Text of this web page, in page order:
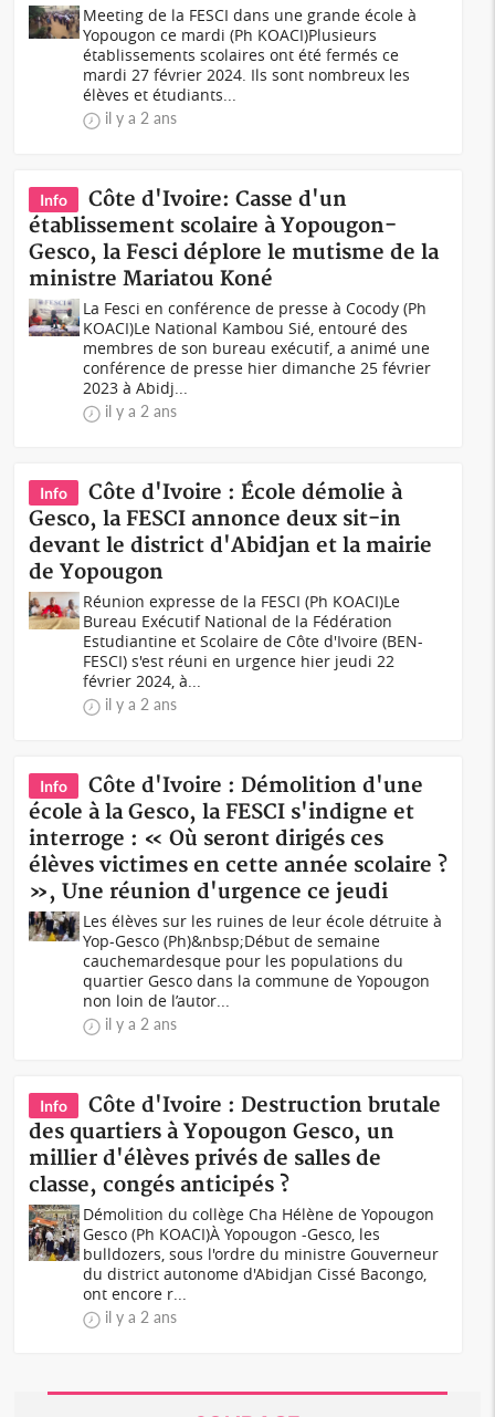
Meeting de la FESCI dans une grande école à
Yopougon ce mardi (Ph KOACI)Plusieurs
établissements scolaires ont été fermés ce
mardi 27 février 2024. Ils sont nombreux les
élèves et étudiants...
il y a 2 ans
Info
Côte d'Ivoire: Casse d'un
établissement scolaire à Yopougon-
Gesco, la Fesci déplore le mutisme de la
ministre Mariatou Koné
La Fesci en conférence de presse à Cocody (Ph
KOACI)Le National Kambou Sié, entouré des
membres de son bureau exécutif, a animé une
conférence de presse hier dimanche 25 février
2023 à Abidj...
il y a 2 ans
Info
Côte d'Ivoire : École démolie à
Gesco, la FESCI annonce deux sit-in
devant le district d'Abidjan et la mairie
de Yopougon
Réunion expresse de la FESCI (Ph KOACI)Le
Bureau Exécutif National de la Fédération
Estudiantine et Scolaire de Côte d'Ivoire (BEN-
FESCI) s'est réuni en urgence hier jeudi 22
février 2024, à...
il y a 2 ans
Info
Côte d'Ivoire : Démolition d'une
école à la Gesco, la FESCI s'indigne et
interroge : « Où seront dirigés ces
élèves victimes en cette année scolaire ?
», Une réunion d'urgence ce jeudi
Les élèves sur les ruines de leur école détruite à
Yop-Gesco (Ph)&nbsp;Début de semaine
cauchemardesque pour les populations du
quartier Gesco dans la commune de Yopougon
non loin de l’autor...
il y a 2 ans
Info
Côte d'Ivoire : Destruction brutale
des quartiers à Yopougon Gesco, un
millier d'élèves privés de salles de
classe, congés anticipés ?
Démolition du collège Cha Hélène de Yopougon
Gesco (Ph KOACI)À Yopougon -Gesco, les
bulldozers, sous l'ordre du ministre Gouverneur
du district autonome d'Abidjan Cissé Bacongo,
ont encore r...
il y a 2 ans